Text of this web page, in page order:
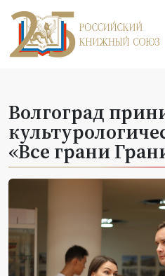
Волгоград
«Все грани